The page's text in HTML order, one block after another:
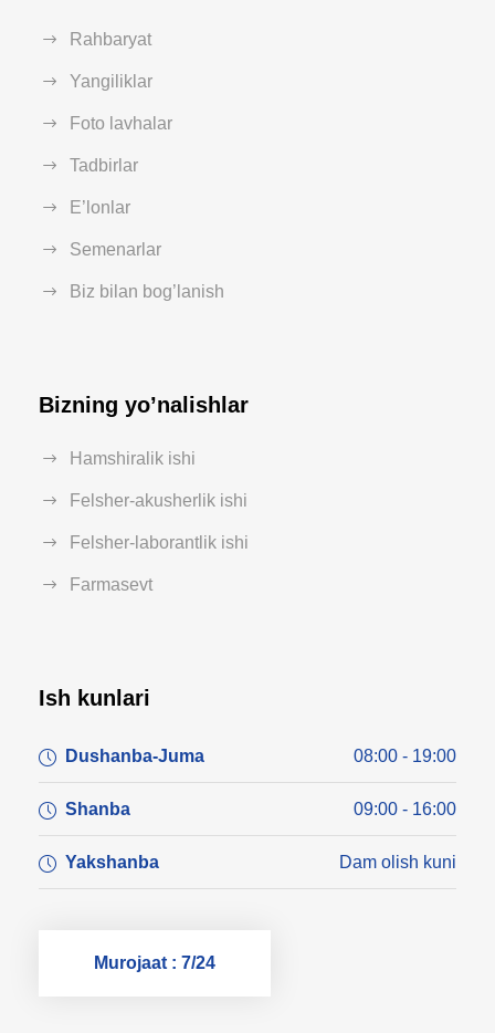
Rahbaryat
Yangiliklar
Foto lavhalar
Tadbirlar
E’lonlar
Semenarlar
Biz bilan bog’lanish
Bizning yo’nalishlar
Hamshiralik ishi
Felsher-akusherlik ishi
Felsher-laborantlik ishi
Farmasevt
Ish kunlari
Dushanba-Juma 08:00 - 19:00
Shanba 09:00 - 16:00
Yakshanba Dam olish kuni
Murojaat : 7/24